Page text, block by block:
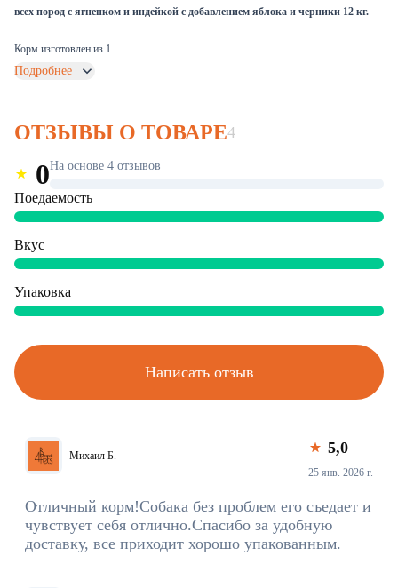
всех пород с ягненком и индейкой с добавлением яблока и черники 12 кг.
Корм изготовлен из 1...
Подробнее
ОТЗЫВЫ О ТОВАРЕ4
0На основе 4 отзывов
Поедаемость
Вкус
Упаковка
Написать отзыв
Михаил Б. 5,0
25 янв. 2026 г.
Отличный корм!Собака без проблем его съедает и
чувствует себя отлично.Спасибо за удобную
доставку, все приходит хорошо упакованным.